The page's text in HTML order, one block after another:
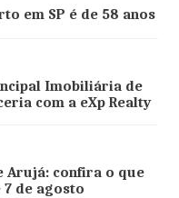
em SP é de 58 anos
Imobiliária de
com a eXp Realty
Arujá: confira o que
7 de agosto